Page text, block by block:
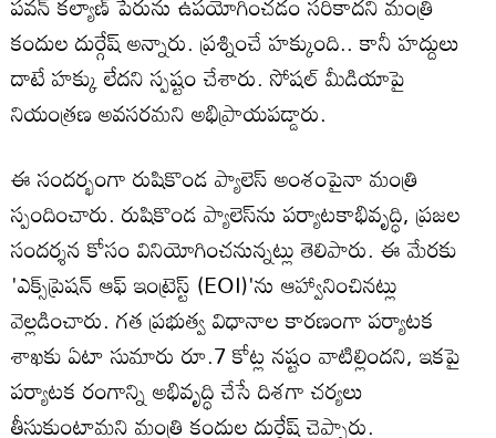
కందుల దుర్గేష్ అన్నారు. ప్రశ్నించే హక్కుంది.. కానీ హద్దులు
దాటే హక్కు లేదని స్పష్టం చేశారు. సోషల్ మీడియాపై
నియంత్రణ అవసరమని అభిప్రాయపడ్డారు.
ఈ సందర్భంగా రుషికొండ ప్యాలెస్ అంశంపైనా మంత్రి
స్పందించారు. రుషికొండ ప్యాలెస్‌ను పర్యాటకాభివృద్ధి, ప్రజల
సందర్శన కోసం వినియోగించనున్నట్లు తెలిపారు. ఈ మేరకు
'ఎక్స్‌ప్రెషన్ ఆఫ్ ఇంట్రెస్ట్ (EOI)'ను ఆహ్వానించినట్లు
వెల్లడించారు. గత ప్రభుత్వ విధానాల కారణంగా పర్యాటక
శాఖకు ఏటా సుమారు రూ.7 కోట్ల నష్టం వాటిల్లిందని, ఇకపై
పర్యాటక రంగాన్ని అభివృద్ధి చేసే దిశగా చర్యలు
తీసుకుంటామని మంత్రి కందుల దుర్గేష్ చెప్పారు.